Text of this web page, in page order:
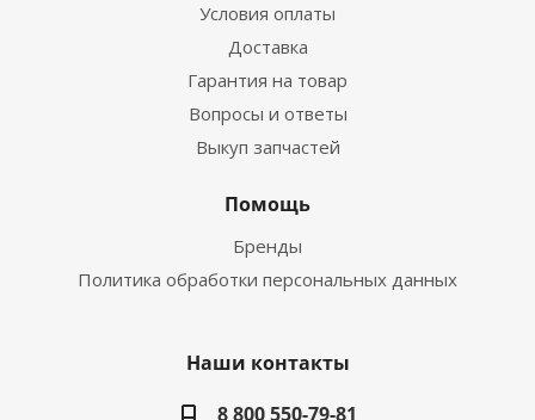
Условия оплаты
Доставка
Гарантия на товар
Вопросы и ответы
Выкуп запчастей
Помощь
Бренды
Политика обработки персональных данных
Наши контакты
8 800 550-79-81